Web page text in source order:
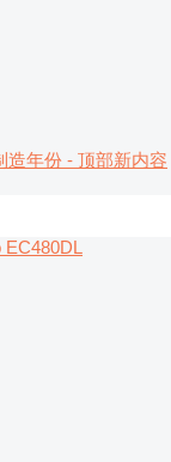
造年份 - 顶部新内容